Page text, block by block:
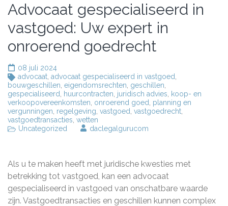
Advocaat gespecialiseerd in
vastgoed: Uw expert in
onroerend goedrecht
08 juli 2024
advocaat advocaat gespecialiseerd in vastgoed
bouwgeschillen eigendomsrechten geschillen
gespecialiseerd
huurcontracten juridisch advies
koop- en
verkoopovereenkomsten onroerend goed
planning en
vergunningen regelgeving vastgoed vastgoedrecht
vastgoedtransacties wetten
Uncategorized
daclegalgurucom
Als u te maken heeft met juridische kwesties met
betrekking tot vastgoed, kan een advocaat
gespecialiseerd in vastgoed van onschatbare waarde
zijn. Vastgoedtransacties en geschillen kunnen complex